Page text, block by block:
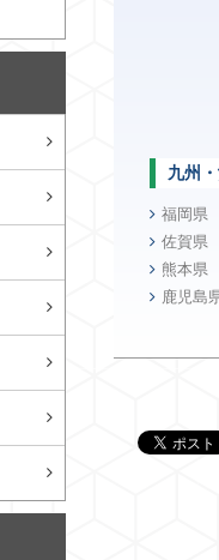
九州
福岡県
佐賀県
熊本県
鹿児島